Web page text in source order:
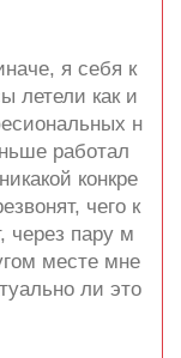
я себя к
летели как и
н
работал
конкре
чего к
через пару м
месте мне
ли это